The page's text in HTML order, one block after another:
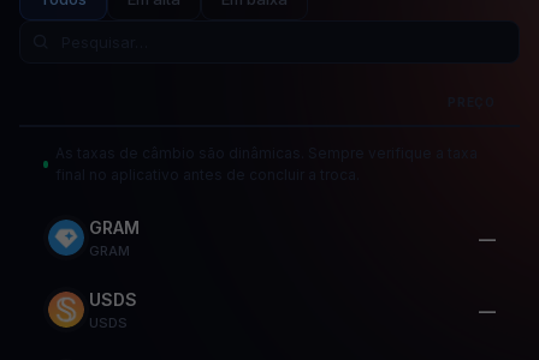
GRAM
GRAM
—
USDS
USDS
—